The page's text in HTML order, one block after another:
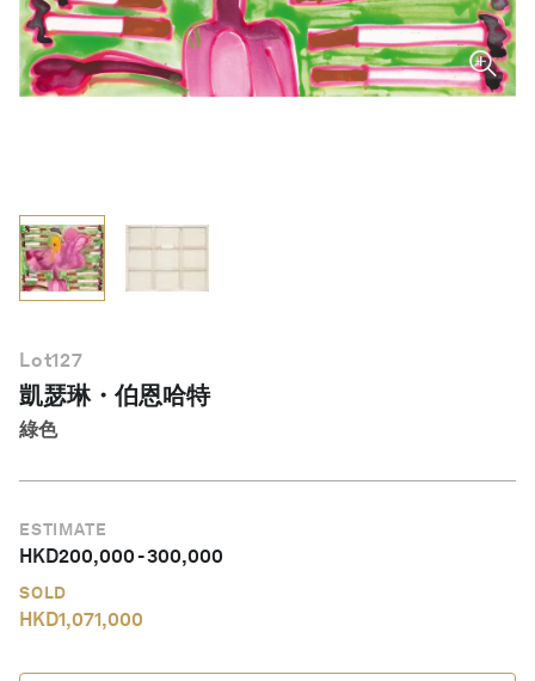
繁體中文
Lot127
凱瑟琳・伯恩哈特
綠色
ESTIMATE
HKD200,000-300,000
SOLD
HKD1,071,000